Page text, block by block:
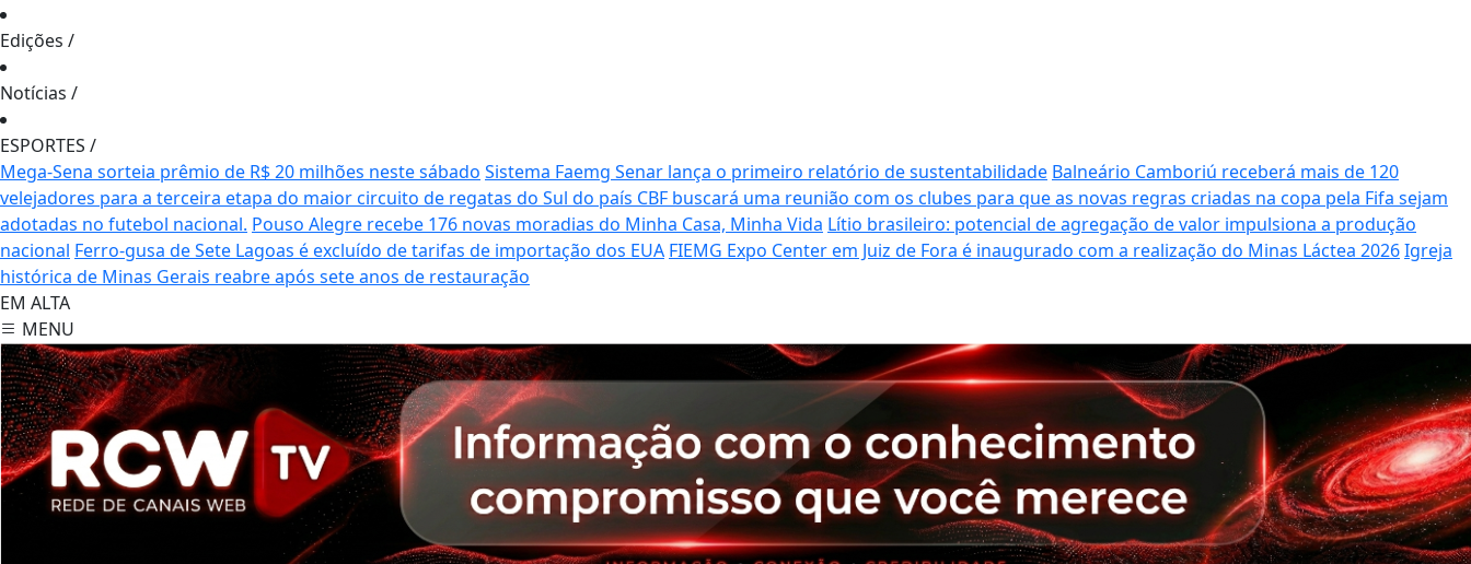
Edições /
Notícias /
ESPORTES /
Mega-Sena sorteia prêmio de R$ 20 milhões neste sábado Sistema Faemg Senar lança o primeiro relatório de sustentabilidade Balneário Camboriú receberá mais de 120
velejadores para a terceira etapa do maior circuito de regatas do Sul do país CBF buscará uma reunião com os clubes para que as novas regras criadas na copa pela Fifa sejam
adotadas no futebol nacional. Pouso Alegre recebe 176 novas moradias do Minha Casa, Minha Vida Lítio brasileiro: potencial de agregação de valor impulsiona a produção
nacional Ferro-gusa de Sete Lagoas é excluído de tarifas de importação dos EUA FIEMG Expo Center em Juiz de Fora é inaugurado com a realização do Minas Láctea 2026Igreja
histórica de Minas Gerais reabre após sete anos de restauração
EM ALTA
MENU